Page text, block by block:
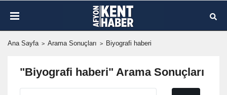
Ana Sayfa Arama Sonuçları Biyografi haberi
"Biyografi haberi" Arama Sonuçları